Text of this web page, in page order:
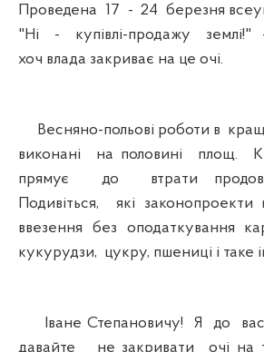
Проведена 17 - 24 березня
"Ні - купівлі-продажу землі!" -
хоч влада закриває на це очі.
Весняно-польові роботи в
виконані на половині площ.
прямує до втрати
Подивіться, які
ввезення без оподаткування
кукурудзи, цукру, пшениці і таке
Іване Степановичу! Я до вас
давайте не закривати очі на